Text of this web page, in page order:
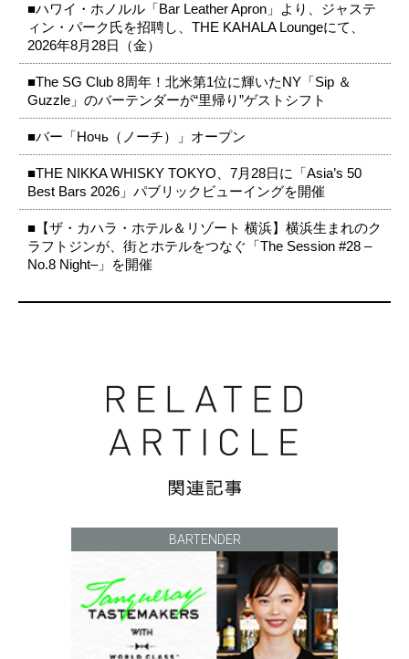
■ハワイ・ホノルル「Bar Leather Apron」より、ジャステ
ィン・パーク氏を招聘し、THE KAHALA Loungeにて、
2026年8月28日（金）
■The SG Club 8周年！北米第1位に輝いたNY「Sip ＆
Guzzle」のバーテンダーが“里帰り”ゲストシフト
■バー「Ночь（ノーチ）」オープン
■THE NIKKA WHISKY TOKYO、7月28日に「Asia’s 50
Best Bars 2026」パブリックビューイングを開催
■【ザ・カハラ・ホテル＆リゾート 横浜】横浜生まれのク
ラフトジンが、街とホテルをつなぐ「The Session #28 –
No.8 Night–」を開催
BARTENDER